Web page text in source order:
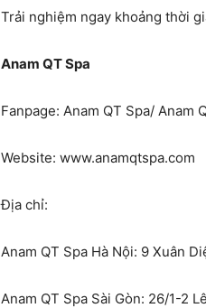
Trải nghiệm ngay khoảng thời
Anam QT Spa
Fanpage: Anam QT Spa/ Anam
Website: www.anamqtspa.com
Địa chỉ:
Anam QT Spa Hà Nội: 9 Xuân
Anam QT Spa Sài Gòn: 26/1-2